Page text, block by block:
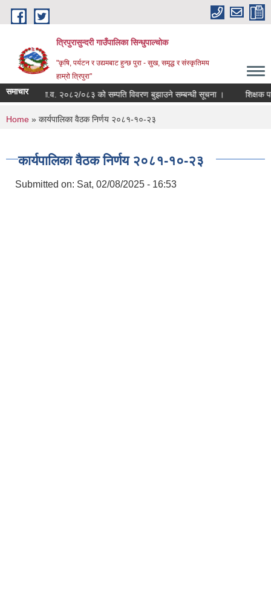
Skip to main content
त्रिपुरासुन्दरी गाउँपालिका सिन्धुपाल्चाेक
"कृषि, पर्यटन र उद्यमबाट हुन्छ पुरा - सुख, समृद्ध र संस्कृतिमय
हाम्रो त्रिपुरा"
समाचार आ.व. २०८२/०८३ को सम्पति विवरण बुझाउने सम्बन्धी सूचना । शिक्षक
You are here
Home » कार्यपालिका वैठक निर्णय २०८१-१०-२३
कार्यपालिका वैठक निर्णय २०८१-१०-२३
Submitted on: Sat, 02/08/2025 - 16:53